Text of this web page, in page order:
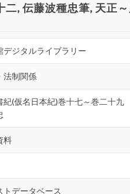
二, 伝藤波種忠筆, 天正
デジタルライブラリー
法制関係
紀(仮名日本紀)巻十七～巻二十
料
トデータベース